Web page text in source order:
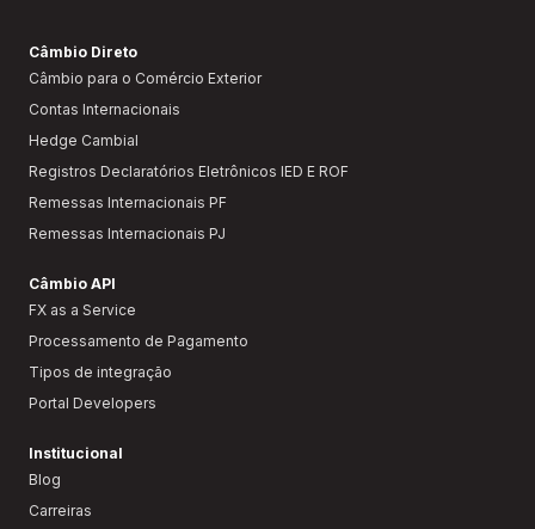
Câmbio Direto
Câmbio para o Comércio Exterior
Contas Internacionais
Hedge Cambial
Registros Declaratórios Eletrônicos IED E ROF
Remessas Internacionais PF
Remessas Internacionais PJ
Câmbio API
FX as a Service
Processamento de Pagamento
Tipos de integração
Portal Developers
Institucional
Blog
Carreiras